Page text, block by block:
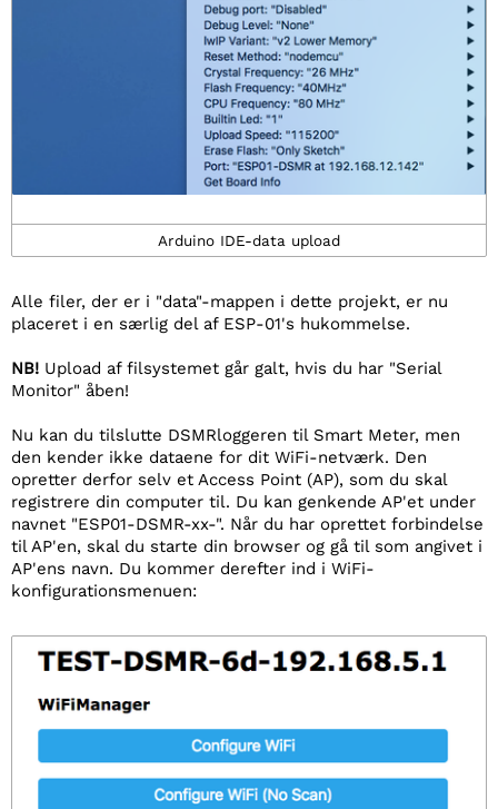
Arduino IDE-data upload
Alle filer, der er i "data"-mappen i dette projekt, er nu
placeret i en særlig del af ESP-01's hukommelse.
NB! Upload af filsystemet går galt, hvis du har "Serial
Monitor" åben!
Nu kan du tilslutte DSMRloggeren til Smart Meter, men
den kender ikke dataene for dit WiFi-netværk. Den
opretter derfor selv et Access Point (AP), som du skal
registrere din computer til. Du kan genkende AP'et under
navnet "ESP01-DSMR-xx-". Når du har oprettet forbindelse
til AP'en, skal du starte din browser og gå til som angivet i
AP'ens navn. Du kommer derefter ind i WiFi-
konfigurationsmenuen: